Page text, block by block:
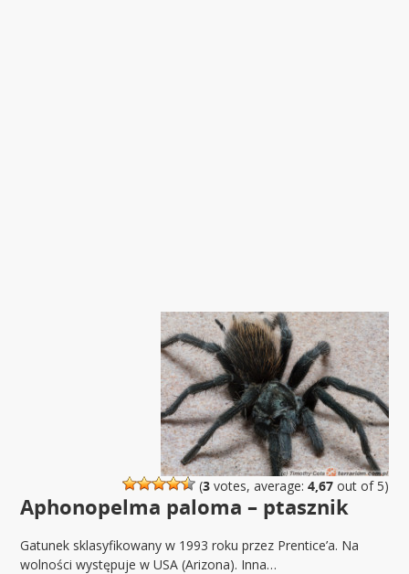
(3votes, average: 4,67out of 5)
Aphonopelma paloma – ptasznik
Gatunek sklasyfikowany w 1993 roku przez Prentice’a. Na
wolności występuje w USA (Arizona). Inna…